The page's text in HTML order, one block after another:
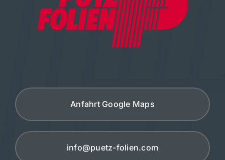
Anfahrt Google Maps
info@puetz-folien.com